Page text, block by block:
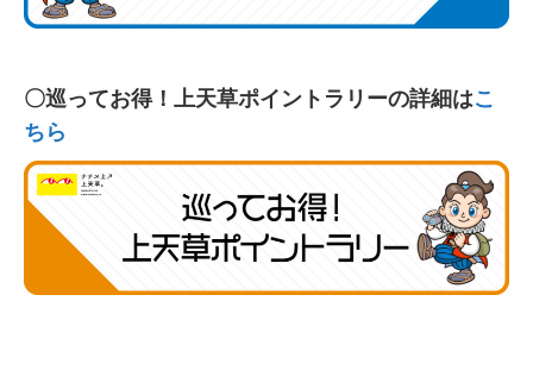
〇巡ってお得！上天草ポイントラリーの詳細はこ
ちら